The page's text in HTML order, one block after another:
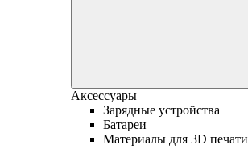
Аксессуары
Зарядные устройства
Батареи
Материалы для 3D печати